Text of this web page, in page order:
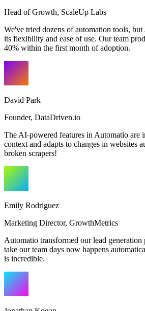
Head of Growth, ScaleUp Labs
We've tried dozens of automation tools,
its flexibility and ease of use. Our team
40% within the first month of adoption.
David Park
Founder, DataDriven.io
The AI-powered features in Automatio are
context and adapts to changes in websites
broken scrapers!
Emily Rodriguez
Marketing Director, GrowthMetrics
Automatio transformed our lead generation
take our team days now happens
is incredible.